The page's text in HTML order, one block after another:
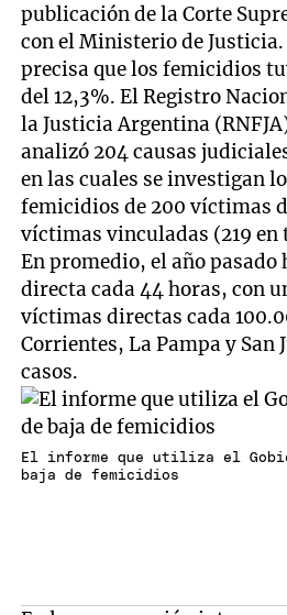
publicación de la Corte
con el Ministerio de Justicia.
precisa que los femicidios
del 12,3%. El Registro
la Justicia Argentina
analizó 204 causas
en las cuales se investigan
femicidios de 200 víctimas
víctimas vinculadas (219 en
En promedio, el año pasado
directa cada 44 horas, con
víctimas directas cada
Corrientes, La Pampa y San
casos.
El informe que utiliza el
baja de femicidios